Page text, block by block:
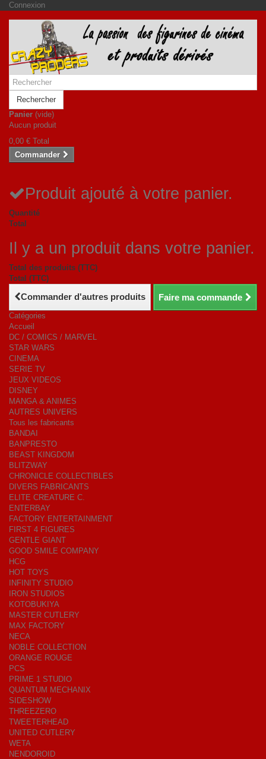
Connexion
Rechercher
Panier (vide)
Aucun produit
0,00 € Total
Commander
Produit ajouté à votre panier.
Quantité
Total
Il y a un produit dans votre panier.
Total des produits (TTC)
Total (TTC)
Commander d'autres produits Faire ma commande
Catégories
Accueil
DC / COMICS / MARVEL
STAR WARS
CINEMA
SERIE TV
JEUX VIDEOS
DISNEY
MANGA & ANIMES
AUTRES UNIVERS
Tous les fabricants
BANDAI
BANPRESTO
BEAST KINGDOM
BLITZWAY
CHRONICLE COLLECTIBLES
DIVERS FABRICANTS
ELITE CREATURE C.
ENTERBAY
FACTORY ENTERTAINMENT
FIRST 4 FIGURES
GENTLE GIANT
GOOD SMILE COMPANY
HCG
HOT TOYS
INFINITY STUDIO
IRON STUDIOS
KOTOBUKIYA
MASTER CUTLERY
MAX FACTORY
NECA
NOBLE COLLECTION
ORANGE ROUGE
PCS
PRIME 1 STUDIO
QUANTUM MECHANIX
SIDESHOW
THREEZERO
TWEETERHEAD
UNITED CUTLERY
WETA
NENDOROID